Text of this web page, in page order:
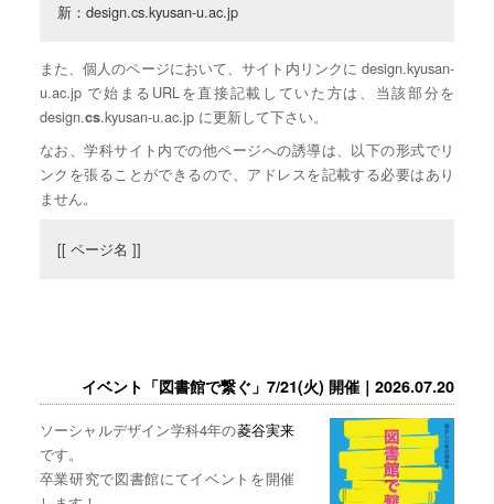
新：design.cs.kyusan-u.ac.jp
また、個人のページにおいて、サイト内リンクに design.kyusan-
u.ac.jp で始まるURLを直接記載していた方は、当該部分を
design.cs.kyusan-u.ac.jp に更新して下さい。
なお、学科サイト内での他ページへの誘導は、以下の形式でリ
ンクを張ることができるので、アドレスを記載する必要はあり
ません。
[[ ページ名 ]]
イベント「図書館で繋ぐ」7/21(火) 開催｜2026.07.20
ソーシャルデザイン学科4年の菱谷実来
です。
卒業研究で図書館にてイベントを開催